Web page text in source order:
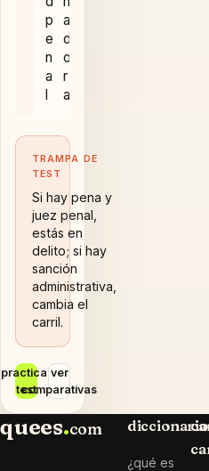
p
e
n
a
l
a
d
o
r
a
TRAMPA DE
TEST
Si hay pena y
juez penal,
estás en
delito; si hay
sanción
administrativa,
cambia el
carril.
practicar
test
ver
comparativas
quees.com diccionario
¿qué es